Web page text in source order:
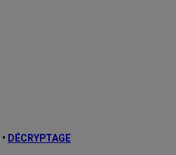
• DÉCRYPTAGE